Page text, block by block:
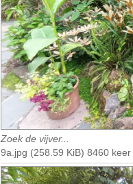
Zoek de vijver...
9a.jpg (258.59 KiB) 8460